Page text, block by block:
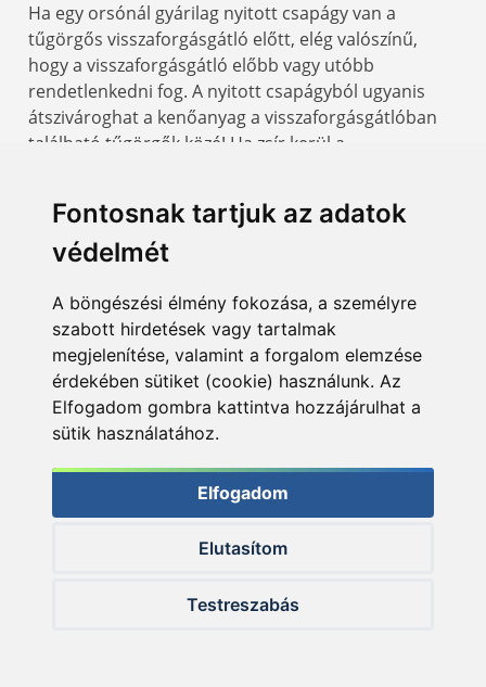
Fontosnak tartjuk az adatok
védelmét
A böngészési élmény fokozása, a személyre
szabott hirdetések vagy tartalmak
megjelenítése, valamint a forgalom elemzése
érdekében sütiket (cookie) használunk. Az
Elfogadom gombra kattintva hozzájárulhat a
sütik használatához.
Elfogadom
Elutasítom
Testreszabás
Ha egy orsónál gyárilag nyitott csapágy van a
tűgörgős visszaforgásgátló előtt, elég valószínű,
hogy a visszaforgásgátló előbb vagy utóbb
rendetlenkedni fog. A nyitott csapágyból ugyanis
átszivároghat a kenőanyag a visszaforgásgátlóban
található tűgörgők közé! Ha zsír kerül a
kottyanni/szalajtani fog. Ha ilyen probléma van,
mindent tisztítani kell, tehát jöhet a türelemjáték! A
Karbantartáskor is csak egy kevéske olaj kerülhet a
görgőkre! A nyitott csapágyat tehát célszerű
lecserélni a bronz csigánál.